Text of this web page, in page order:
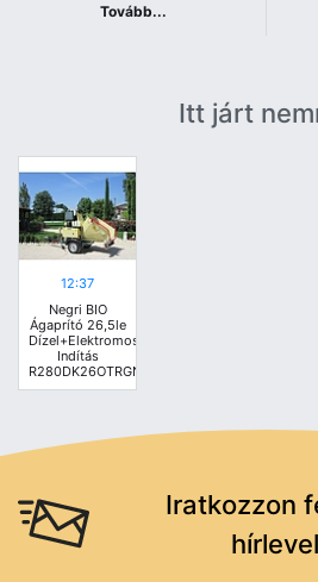
Tovább...
Itt járt
12:37
Negri BIO
Ágaprító 26,5le
Dízel+Elektromos
Indítás
R280DK26OTRGN
Iratkozzon